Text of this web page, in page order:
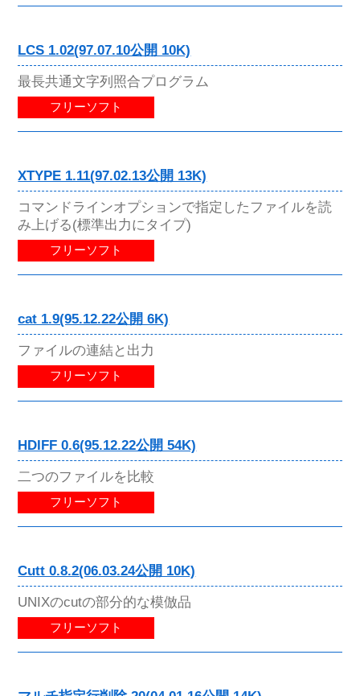
LCS 1.02(97.07.10公開 10K)
最長共通文字列照合プログラム
フリーソフト
XTYPE 1.11(97.02.13公開 13K)
コマンドラインオプションで指定したファイルを読
み上げる(標準出力にタイプ)
フリーソフト
cat 1.9(95.12.22公開 6K)
ファイルの連結と出力
フリーソフト
HDIFF 0.6(95.12.22公開 54K)
二つのファイルを比較
フリーソフト
Cutt 0.8.2(06.03.24公開 10K)
UNIXのcutの部分的な模倣品
フリーソフト